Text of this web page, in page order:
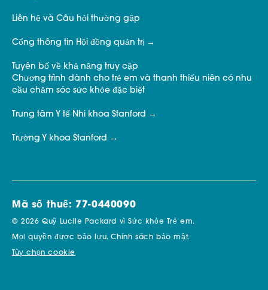
Liên hệ và Câu hỏi thường gặp
Cổng thông tin Hội đồng quản trị
Tuyên bố về khả năng truy cập
Chương trình dành cho trẻ em và thanh thiếu niên có nhu
cầu chăm sóc sức khỏe đặc biệt
Trung tâm Y tế Nhi khoa Stanford
Trường Y khoa Stanford
Mã số thuế: 77-0440090
© 2026 Quỹ Lucile Packard vì Sức khỏe Trẻ em.
Mọi quyền được bảo lưu.Chính sách bảo mật.
Tùy chọn cookie